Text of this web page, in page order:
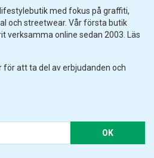
med fokus på graffiti,
och streetwear. Vår första butik
verksamma online sedan 2003. Läs
för att ta del av erbjudanden och
OK